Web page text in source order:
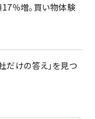
17％増。買い物体験
だけの答え」を見つ